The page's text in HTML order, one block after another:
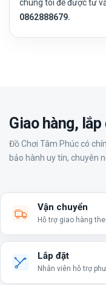
chúng tôi để được tư
0862888679.
Giao hàng,
Đồ Chơi Tâm Phúc có
bảo hành uy tín, chuyên
Vận chuyển
Hỗ trợ giao hàng
Lắp đặt
Nhân viên hỗ trợ